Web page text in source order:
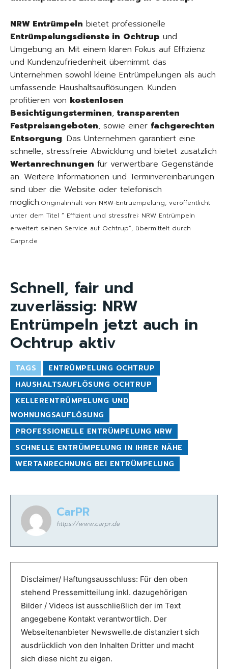
NRW Entrümpeln bietet professionelle
Entrümpelungsdienste in Ochtrup und
Umgebung an. Mit einem klaren Fokus auf Effizienz
und Kundenzufriedenheit übernimmt das
Unternehmen sowohl kleine Entrümpelungen als auch
umfassende Haushaltsauflösungen. Kunden
profitieren von kostenlosen
Besichtigungsterminen, transparenten
Festpreisangeboten, sowie einer fachgerechten
Entsorgung. Das Unternehmen garantiert eine
schnelle, stressfreie Abwicklung und bietet zusätzlich
Wertanrechnungen für verwertbare Gegenstände
an. Weitere Informationen und Terminvereinbarungen
sind über die Website oder telefonisch
möglich.Originalinhalt von NRW-Entruempelung, veröffentlicht
unter dem Titel “ Effizient und stressfrei: NRW Entrümpeln
erweitert seinen Service auf Ochtrup“, übermittelt durch
Carpr.de
Schnell, fair und
zuverlässig: NRW
Entrümpeln jetzt auch in
Ochtrup aktiv
TAGS
ENTRÜMPELUNG OCHTRUP
HAUSHALTSAUFLÖSUNG OCHTRUP
KELLERENTRÜMPELUNG UND
WOHNUNGSAUFLÖSUNG
PROFESSIONELLE ENTRÜMPELUNG NRW
SCHNELLE ENTRÜMPELUNG IN IHRER NÄHE
WERTANRECHNUNG BEI ENTRÜMPELUNG
CarPR
https://www.carpr.de
Disclaimer/ Haftungsausschluss: Für den oben
stehend Pressemitteilung inkl. dazugehörigen
Bilder / Videos ist ausschließlich der im Text
angegebene Kontakt verantwortlich. Der
Webseitenanbieter Newswelle.de distanziert sich
ausdrücklich von den Inhalten Dritter und macht
sich diese nicht zu eigen.